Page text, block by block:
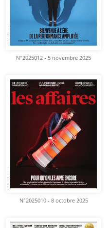
N°2025012 - 5 novembre 2025
N°2025010 - 8 octobre 2025